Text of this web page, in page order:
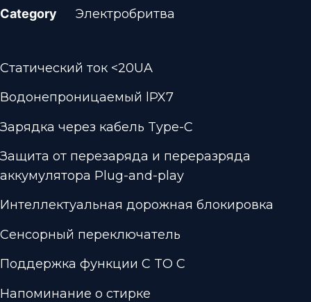
Category Электробритва
Статический ток <20UA
Водонепроницаемый lPX7
Зарядка через кабель Type-C
Защита от перезаряда и переразряда
аккумулятора Plug-and-play
Интеллектуальная дорожная блокировка
Сенсорный переключатель
Поддержка функции C TO C
Напоминание о стирке